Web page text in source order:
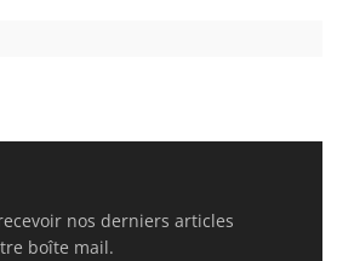
nos derniers articles
boîte mail.